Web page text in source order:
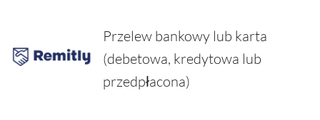
Przelew bankowy lub karta
(debetowa, kredytowa lub
przedpłacona)